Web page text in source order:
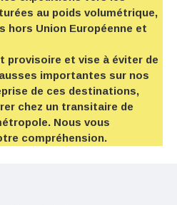
au poids volumétrique,
hors Union Européenne et
provisoire et vise à éviter de
importantes sur nos
de ces destinations,
chez un transitaire de
Nous vous
compréhension.